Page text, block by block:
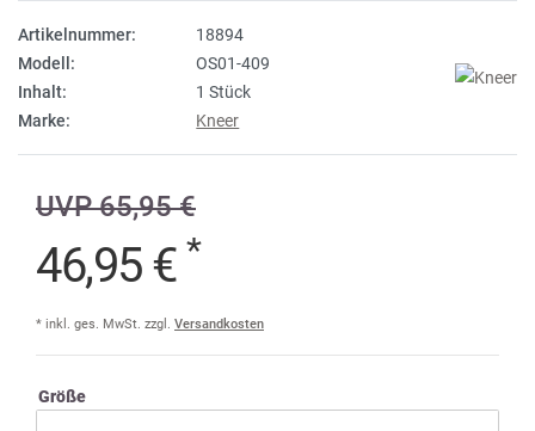
Artikelnummer:
18894
Modell:
OS01-409
Inhalt:
1 Stück
Marke:
Kneer
UVP 65,95 €
46,95 € *
* inkl. ges. MwSt. zzgl. Versandkosten
Größe